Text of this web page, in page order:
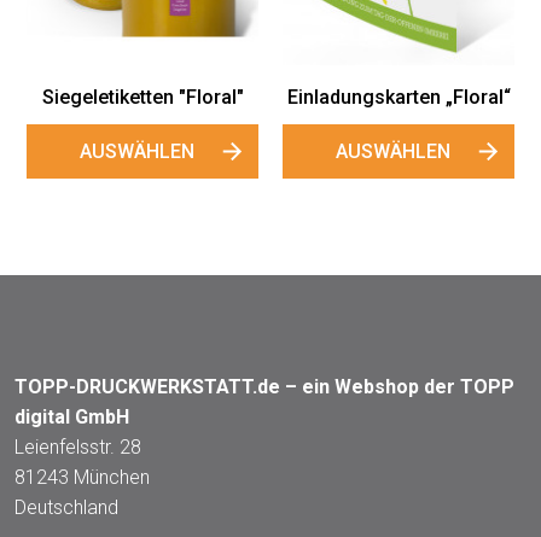
Siegeletiketten "Floral"
AUSWÄHLEN
Einladungskarten „Floral“
AUSWÄHLEN
TOPP-DRUCKWERKSTATT.de – ein Webshop der TOPP
digital GmbH
Leienfelsstr. 28
81243 München
Deutschland